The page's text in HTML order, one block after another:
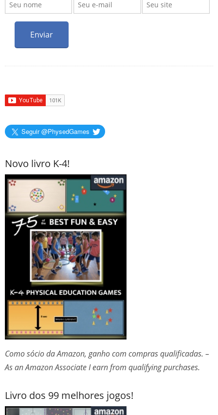
Seguir @PhysedGames
Novo livro K-4!
Como sócio da Amazon, ganho com compras qualificadas. –
As an Amazon Associate I earn from qualifying purchases.
Livro dos 99 melhores jogos!